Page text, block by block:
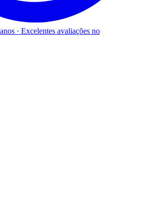
· Excelentes avaliações no